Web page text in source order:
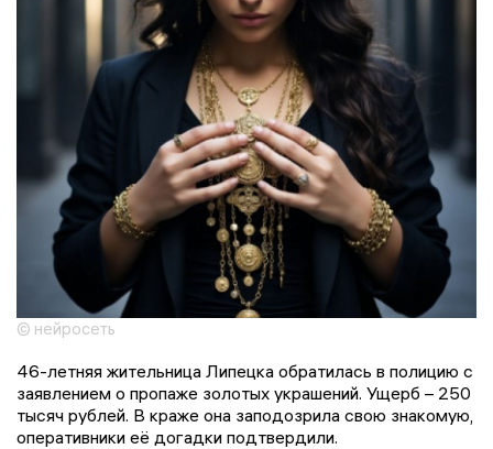
© нейросеть
46-летняя жительница Липецка обратилась в полицию с
заявлением о пропаже золотых украшений. Ущерб – 250
тысяч рублей. В краже она заподозрила свою знакомую,
оперативники её догадки подтвердили.